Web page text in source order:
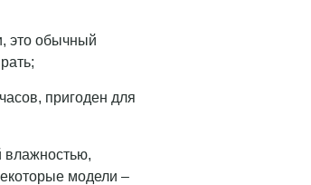
это обычный
пригоден для
влажностью,
модели –